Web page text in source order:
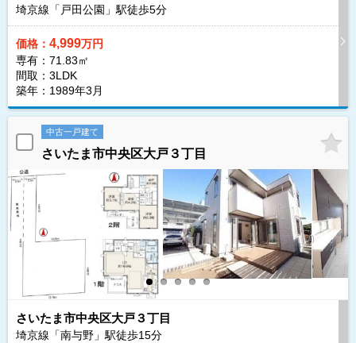
埼京線「戸田公園」駅徒歩5分
価格： 4,999万円
専有：71.83㎡
間取：3LDK
築年：1989年3月
中古一戸建て
さいたま市中央区大戸３丁目
さいたま市中央区大戸３丁目
埼京線「南与野」駅徒歩15分